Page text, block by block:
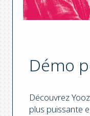
Démo
Découvrez
plus puissante